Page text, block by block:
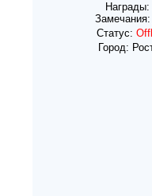
Награды:
Замечания:
Статус:
Город: